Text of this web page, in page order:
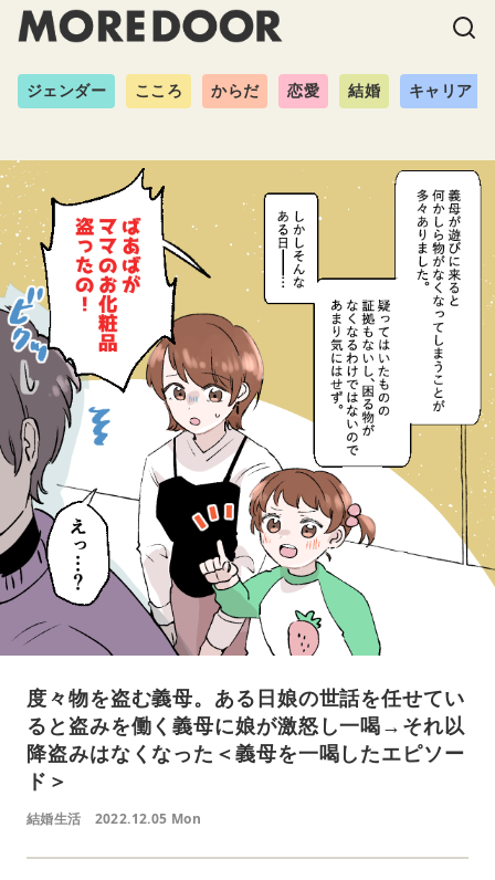
ジェンダー こころ からだ 恋愛 結婚 キャリア
度々物を盗む義母。ある日娘の世話を任せてい
ると盗みを働く義母に娘が激怒し一喝→それ以
降盗みはなくなった＜義母を一喝したエピソー
ド＞
結婚生活 2022.12.05 Mon